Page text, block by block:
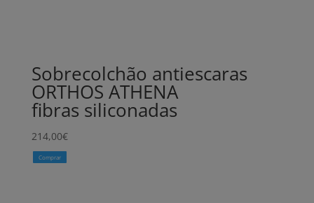
Sobrecolchão antiescaras
ORTHOS ATHENA
fibras siliconadas
214,00€
Comprar